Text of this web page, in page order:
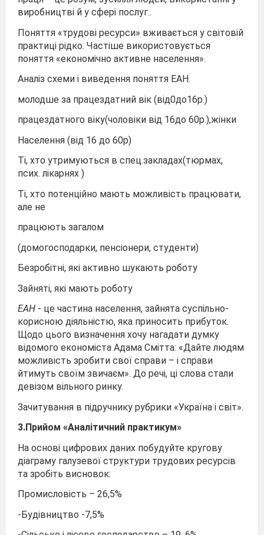
виробництві й у сфері послуг..
Поняття «трудові ресурси» вживається у світовій
практиці рідко. Частіше використовується
поняття «економічно активне населення».
Аналіз схеми і виведення поняття ЕАН.
молодше за працездатний вік (від0до16р.)
працездатного віку(чоловіки від 16до 60р.),жінки
Населення (від 16 до 60р)
Ті, хто утримуються в спец.закладах(тюрмах,
псих. лікарнях )
Ті, хто потенційно мають можливість працювати,
але не
працюють загалом
(домогосподарки, пенсіонери, студенти)
Безробітні, які активно шукають роботу
Зайняті, які мають роботу
ЕАН - це частина населення, зайнята суспільно-
корисною діяльністю, яка приносить прибуток.
Щодо цього визначення хочу нагадати думку
відомого економіста Адама Смітта: «Дайте людям
можливість зробити свої справи – і справи
йтимуть своїм звичаєм». До речі, ці слова стали
девізом вільного ринку.
Зачитування в підручнику рубрики «Україна і світ».
3.Прийом «Аналітичний практикум»
На основі цифрових даних побудуйте кругову
діаграму галузевої структури трудових ресурсів
та зробіть висновок:
Промисловість – 26,5%
-Будівництво -7,5%